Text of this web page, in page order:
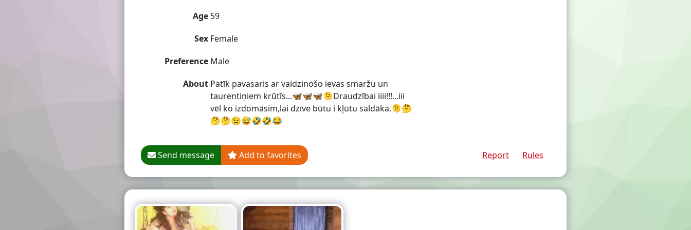
Age 59
Sex Female
Preference Male
About Patīk pavasaris ar valdzinošo ievas smaržu un
taurentiņiem krūtīs...🦋🦋🦋🫠Draudzībai iiii!!!...iii
vēl ko izdomāsim,lai dzīve būtu i kļūtu saldāka.🫠🤔
🤔🤔😉😅🤣🤣😂
Send message Add to favorites Report Rules